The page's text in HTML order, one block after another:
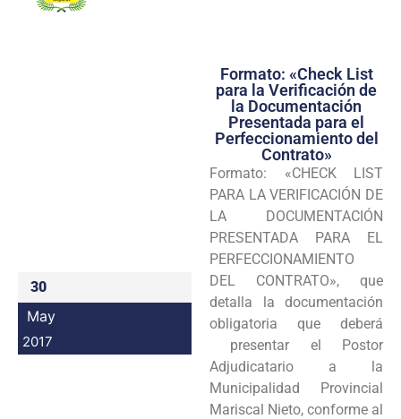
Transparencia
Seguridad
Programas
Intranet
30
May
2017
Formato: «Check List
para la Verificación de
la Documentación
Presentada para el
Perfeccionamiento del
Contrato»
Formato: «CHECK LIST
PARA LA VERIFICACIÓN DE
LA DOCUMENTACIÓN
PRESENTADA PARA EL
PERFECCIONAMIENTO
DEL CONTRATO», que
detalla la documentación
obligatoria que deberá
presentar el Postor
Adjudicatario a la
Municipalidad Provincial
Mariscal Nieto, conforme al